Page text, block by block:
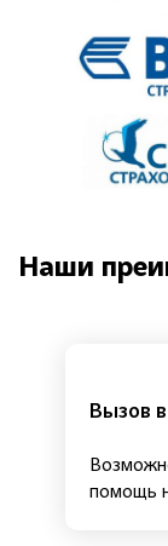
Наши
Вызов
помощь